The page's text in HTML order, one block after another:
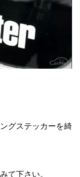
グステッカーを綺
て下さい。